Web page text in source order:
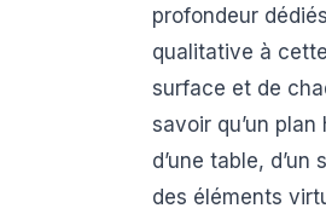
profondeur
qualitative à
surface et de
savoir qu’un
d’une table,
des éléments